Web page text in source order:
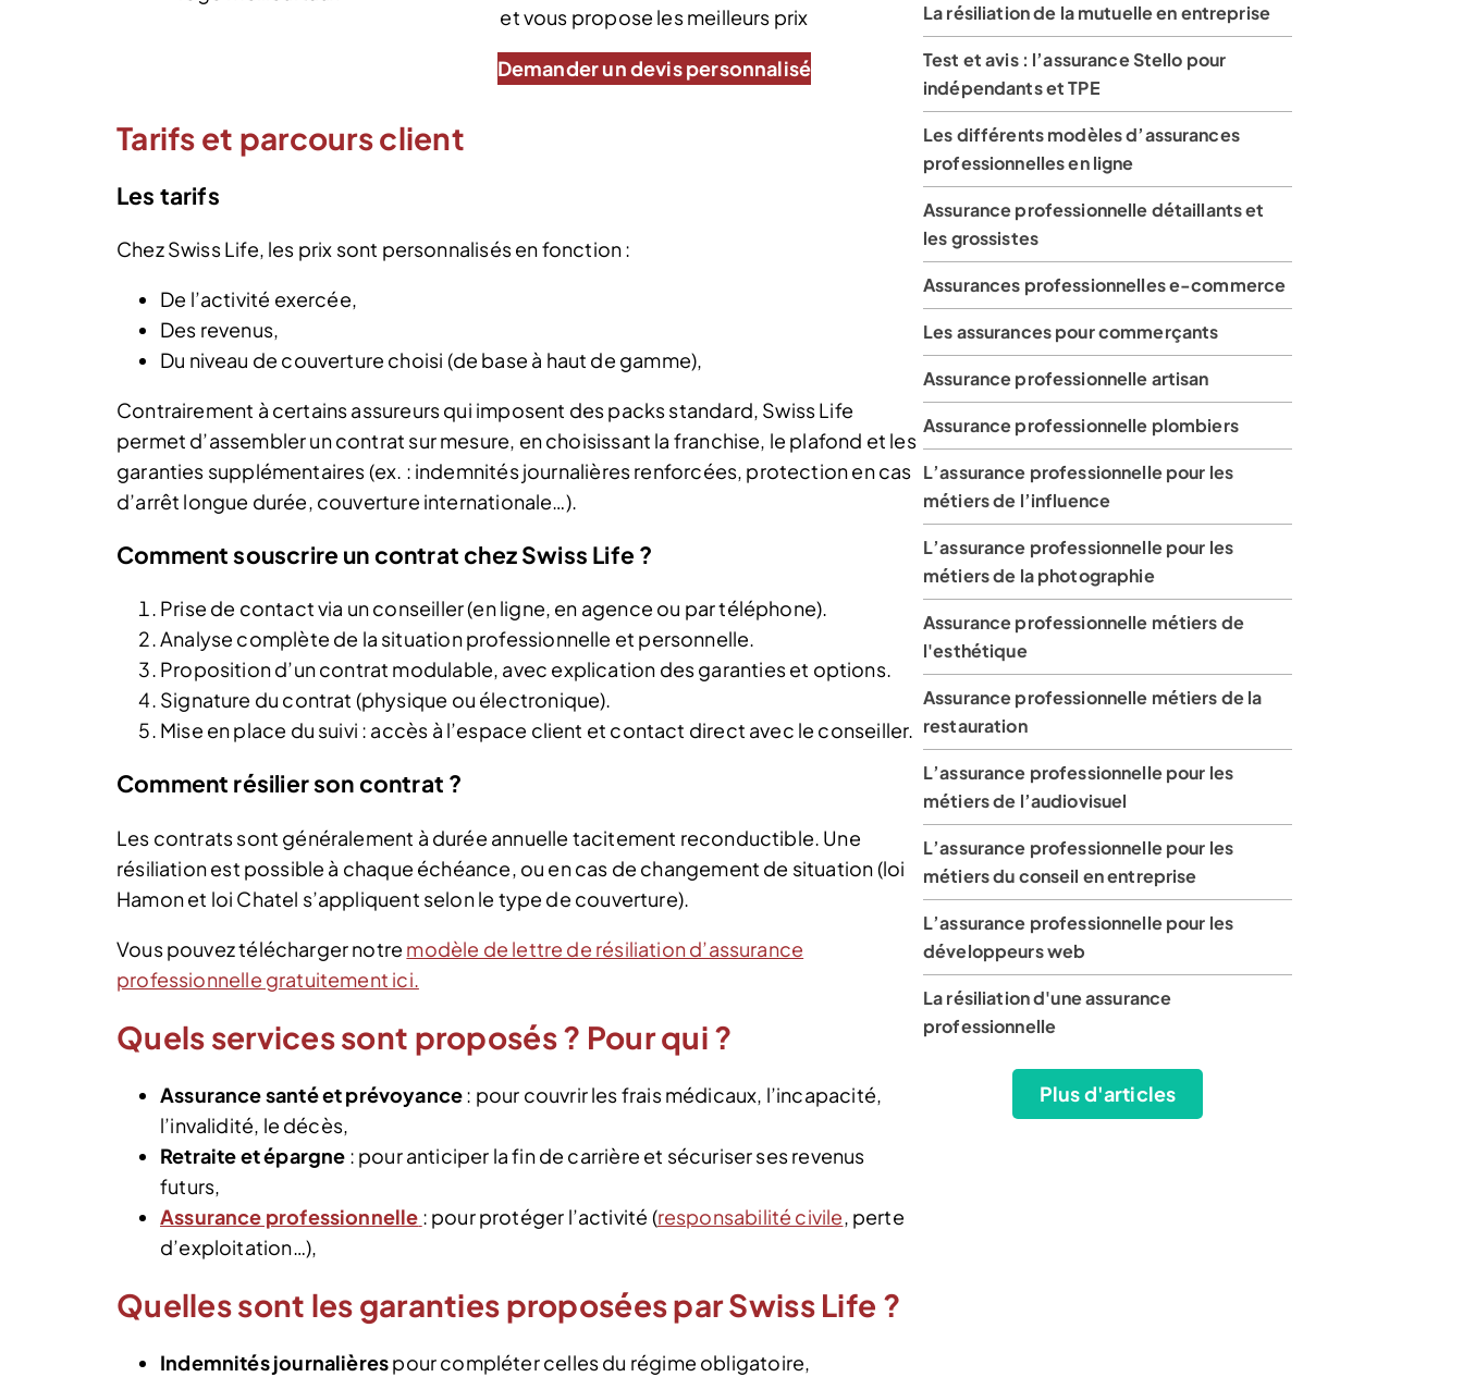
et vous propose les meilleurs prix
Demander un devis personnalisé
Tarifs et parcours client
Les tarifs
Chez Swiss Life, les prix sont personnalisés en fonction :
De l’activité exercée,
Des revenus,
Du niveau de couverture choisi (de base à haut de gamme),
Contrairement à certains assureurs qui imposent des packs standard, Swiss Life
permet d’assembler un contrat sur mesure, en choisissant la franchise, le plafond et les
garanties supplémentaires (ex. : indemnités journalières renforcées, protection en cas
d’arrêt longue durée, couverture internationale…).
Comment souscrire un contrat chez Swiss Life ?
Prise de contact via un conseiller (en ligne, en agence ou par téléphone).
Analyse complète de la situation professionnelle et personnelle.
Proposition d’un contrat modulable, avec explication des garanties et options.
Signature du contrat (physique ou électronique).
Mise en place du suivi : accès à l’espace client et contact direct avec le conseiller.
Comment résilier son contrat ?
Les contrats sont généralement à durée annuelle tacitement reconductible. Une
résiliation est possible à chaque échéance, ou en cas de changement de situation (loi
Hamon et loi Chatel s’appliquent selon le type de couverture).
Vous pouvez télécharger notre modèle de lettre de résiliation d’assurance
professionnelle gratuitement ici.
Quels services sont proposés ? Pour qui ?
Assurance santé et prévoyance: pour couvrir les frais médicaux, l’incapacité,
l’invalidité, le décès,
Retraite et épargne : pour anticiper la fin de carrière et sécuriser ses revenus
futurs,
Assurance professionnelle : pour protéger l’activité (responsabilité civile, perte
d’exploitation…),
Quelles sont les garanties proposées par Swiss Life ?
Indemnités journalièrespour compléter celles du régime obligatoire,
La résiliation de la mutuelle en entreprise
Test et avis : l’assurance Stello pour
indépendants et TPE
Les différents modèles d’assurances
professionnelles en ligne
Assurance professionnelle détaillants et
les grossistes
Assurances professionnelles e-commerce
Les assurances pour commerçants
Assurance professionnelle artisan
Assurance professionnelle plombiers
L’assurance professionnelle pour les
métiers de l’influence
L’assurance professionnelle pour les
métiers de la photographie
Assurance professionnelle métiers de
l'esthétique
Assurance professionnelle métiers de la
restauration
L’assurance professionnelle pour les
métiers de l’audiovisuel
L’assurance professionnelle pour les
métiers du conseil en entreprise
L’assurance professionnelle pour les
développeurs web
La résiliation d'une assurance
professionnelle
Plus d'articles